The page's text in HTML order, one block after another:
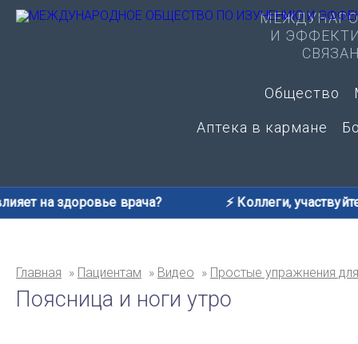
И
Общество
Аптека в кармане
на здоровье врача? ⚡️ Коллеги,
Главная Пациентам Видео Простые упражнения
Поясница и ноги утро